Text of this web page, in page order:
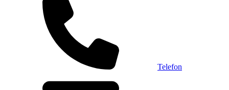
Telefon